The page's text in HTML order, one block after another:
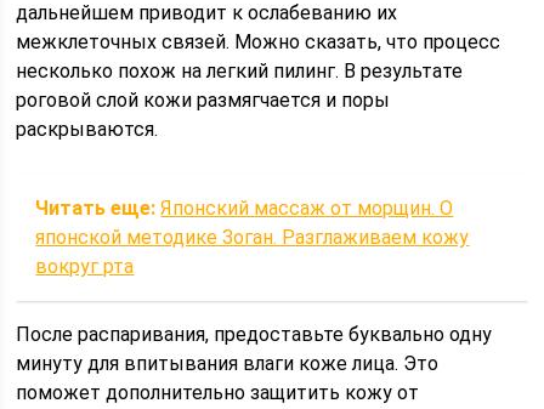
дальнейшем приводит к ослабеванию их
межклеточных связей. Можно сказать, что процесс
несколько похож на легкий пилинг. В результате
роговой слой кожи размягчается и поры
раскрываются.
Читать еще: Японский массаж от морщин. О
японской методике Зоган. Разглаживаем кожу
вокруг рта
После распаривания, предоставьте буквально одну
минуту для впитывания влаги коже лица. Это
поможет дополнительно защитить кожу от